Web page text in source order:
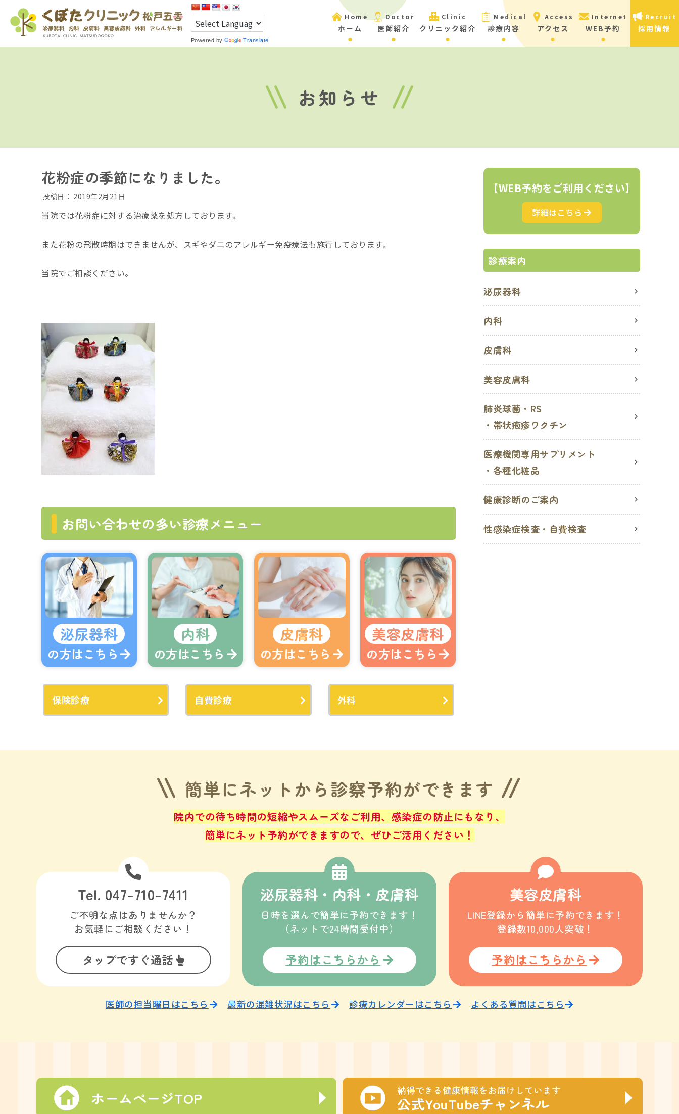
Powered by Translate
Home
ホーム
Doctor
医師紹介
Clinic
クリニック紹介
Medical
診療内容
Access
アクセス
Internet
WEB予約
Recruit
採用情報
お知らせ
花粉症の季節になりました。
投稿日： 2019年2月21日
当院では花粉症に対する治療薬を処方しております。
また花粉の飛散時期はできませんが、スギやダニのアレルギー免疫療法も施行しております。
当院でご相談ください。
お問い合わせの多い診療メニュー
泌尿器科
の方はこちら
内科
の方はこちら
皮膚科
の方はこちら
美容皮膚科
の方はこちら
保険診療 自費診療 外科
【WEB予約をご利用ください】
詳細はこちら
診療案内
泌尿器科
内科
皮膚科
美容皮膚科
肺炎球菌・RS
・帯状疱疹ワクチン
医療機関専用サプリメント
・各種化粧品
健康診断のご案内
性感染症検査・自費検査
簡単にネットから診察予約ができます
院内での待ち時間の短縮やスムーズなご利用、感染症の防止にもなり、
簡単にネット予約ができますので、ぜひご活用ください！
Tel. 047-710-7411
ご不明な点はありませんか？
お気軽にご相談ください！
タップですぐ通話
泌尿器科・内科・皮膚科
日時を選んで簡単に予約できます！
（ネットで24時間受付中）
予約はこちらから
美容皮膚科
LINE登録から簡単に予約できます！
登録数10,000人突破！
予約はこちらから
医師の担当曜日はこちら 最新の混雑状況はこちら 診療カレンダーはこちら よくある質問はこちら
ホームページTOP 納得できる健康情報をお届けしています
公式YouTubeチャンネル